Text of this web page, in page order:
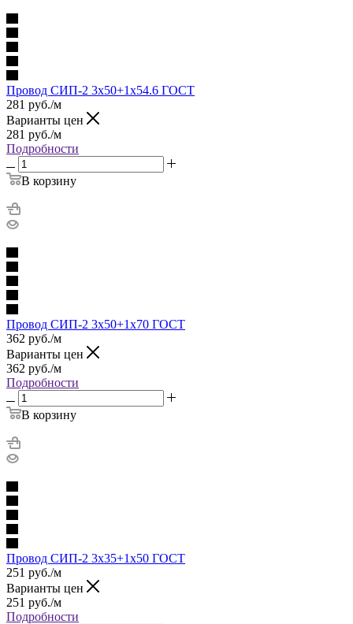
Провод СИП-2 3х50+1х54.6 ГОСТ
281 руб./м
Варианты цен
281 руб./м
Подробности
В корзину
Провод СИП-2 3х50+1х70 ГОСТ
362 руб./м
Варианты цен
362 руб./м
Подробности
В корзину
Провод СИП-2 3х35+1х50 ГОСТ
251 руб./м
Варианты цен
251 руб./м
Подробности